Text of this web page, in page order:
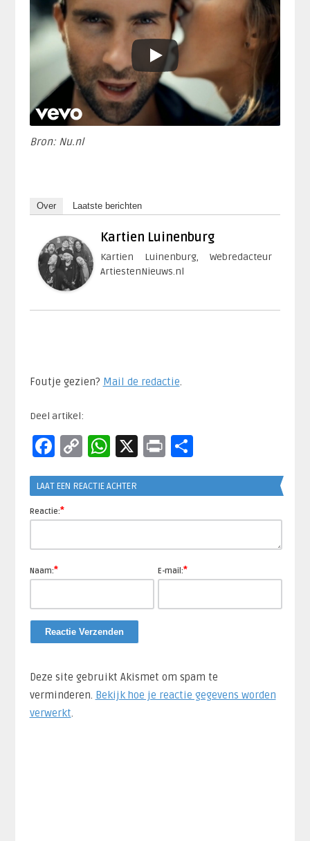
Bron: Nu.nl
Over Laatste berichten
Kartien Luinenburg
Kartien Luinenburg, Webredacteur
ArtiestenNieuws.nl
Foutje gezien? Mail de redactie.​
Deel artikel:
Facebook
CopyWhatsApp
X PrintDelen
LAAT EEN REACTIE ACHTER
Reactie:*
Naam:* E-mail:*
Deze site gebruikt Akismet om spam te
verminderen. Bekijk hoe je reactie gegevens worden
verwerkt.